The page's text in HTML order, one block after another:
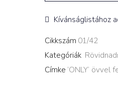
Kívánságlistához
Cikkszám 01/42
Kategóriák
Címke ‘ONLY’ övvel